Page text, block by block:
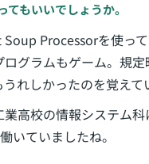
もいいでしょうか。
Processorを使っ
グラムもゲーム。規
れしかったのを覚えて
高校の情報システム
いていましたね。